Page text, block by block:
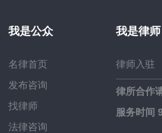
我是公众
名律首页
发布咨询
找律师
法律咨询
我是律师
律师入驻
律所合作
服务时间